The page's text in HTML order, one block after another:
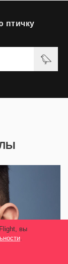
птичку
вы
.